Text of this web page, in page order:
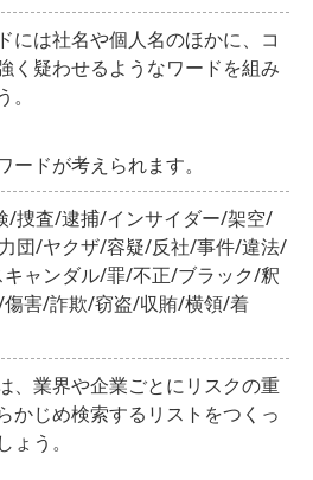
には社名や個人名のほかに、コ
く疑わせるようなワードを組み
ドが考えられます。
/捜査/逮捕/インサイダー/架空/
団/ヤクザ/容疑/反社/事件/違法/
ャンダル/罪/不正/ブラック/釈
害/詐欺/窃盗/収賄/横領/着
、業界や企業ごとにリスクの重
かじめ検索するリストをつくっ
う。